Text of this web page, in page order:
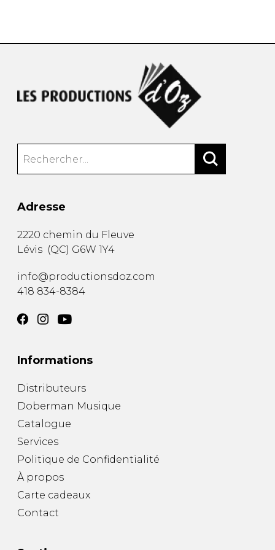
Adresse
2220 chemin du Fleuve
Lévis (QC) G6W 1Y4
info@productionsdoz.com
418 834-8384
Informations
Distributeurs
Doberman Musique
Catalogue
Services
Politique de Confidentialité
À propos
Carte cadeaux
Contact